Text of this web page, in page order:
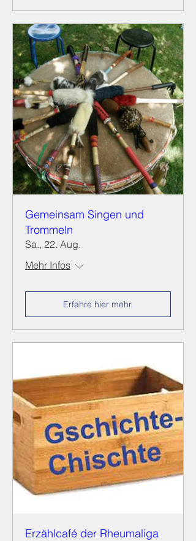
Gemeinsam Singen und
Trommeln
Sa., 22. Aug.
Mehr Infos
Erfahre hier mehr.
Erzählcafé der Rheumaliga